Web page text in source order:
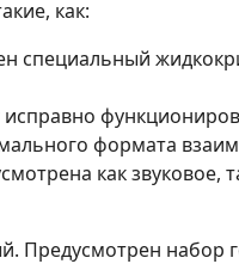
как:
специальный
формата
как
Предусмотрен набор